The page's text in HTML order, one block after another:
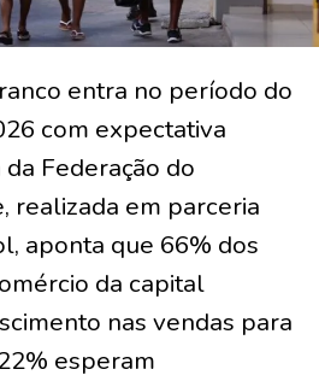
entra no período do
com expectativa
Federação do
realizada em parceria
aponta que 66% dos
da capital
nas vendas para
esperam